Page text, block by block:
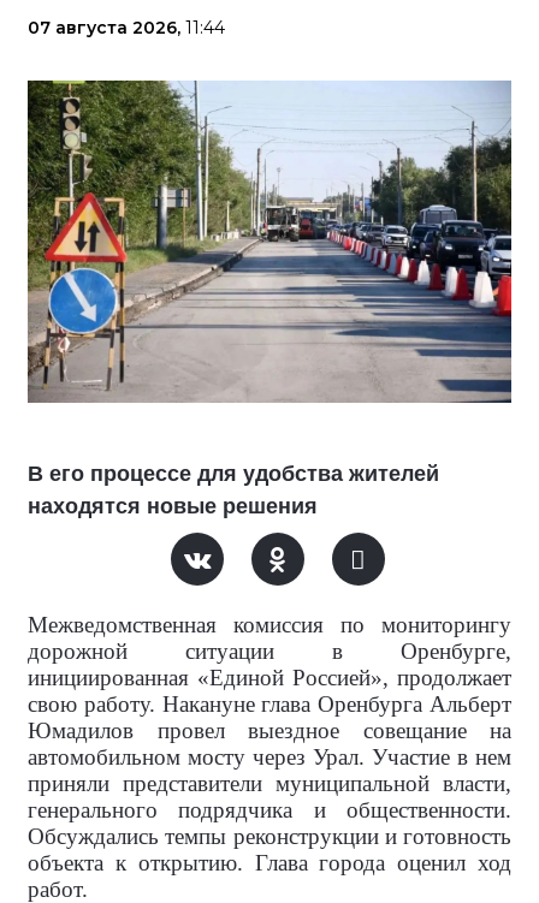
07 августа 2026, 11:44
В его процессе для удобства жителей
находятся новые решения
Межведомственная комиссия по мониторингу
дорожной ситуации в Оренбурге,
инициированная «Единой Россией», продолжает
свою работу. Накануне глава Оренбурга Альберт
Юмадилов провел выездное совещание на
автомобильном мосту через Урал. Участие в нем
приняли представители муниципальной власти,
генерального подрядчика и общественности.
Обсуждались темпы реконструкции и готовность
объекта к открытию. Глава города оценил ход
работ.